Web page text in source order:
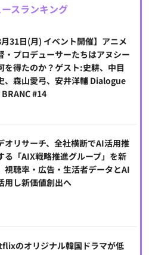
スランキング
月31日(月) イベント開催】アニメ
・プロデューサーたちはアヌシー
を得たのか？ゲスト:史耕、中目
、森山愛弓、安井洋輔 Dialogue
#14
オリサーチ、全社横断でAI活用推
る「AIX戦略推進グループ」を新
視聴率・広告・生活者データとAI
用し新価値創出へ
のオリジナル韓国ドラマが低